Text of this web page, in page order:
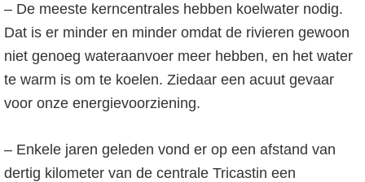
– De meeste kerncentrales hebben koelwater nodig.
Dat is er minder en minder omdat de rivieren gewoon
niet genoeg wateraanvoer meer hebben, en het water
te warm is om te koelen. Ziedaar een acuut gevaar
voor onze energievoorziening.
– Enkele jaren geleden vond er op een afstand van
dertig kilometer van de centrale Tricastin een